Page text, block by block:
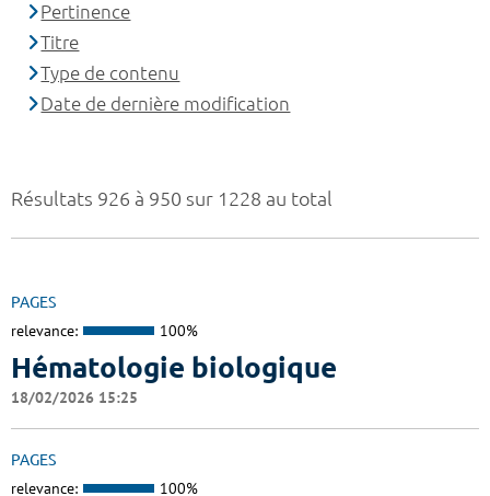
Résultats 926 à 950 sur 1228 au total
PAGES
relevance: 100%
Hématologie biologique
18/02/2026 15:25
PAGES
relevance: 100%
Pertinence
Titre
Type de contenu
Date de dernière modification